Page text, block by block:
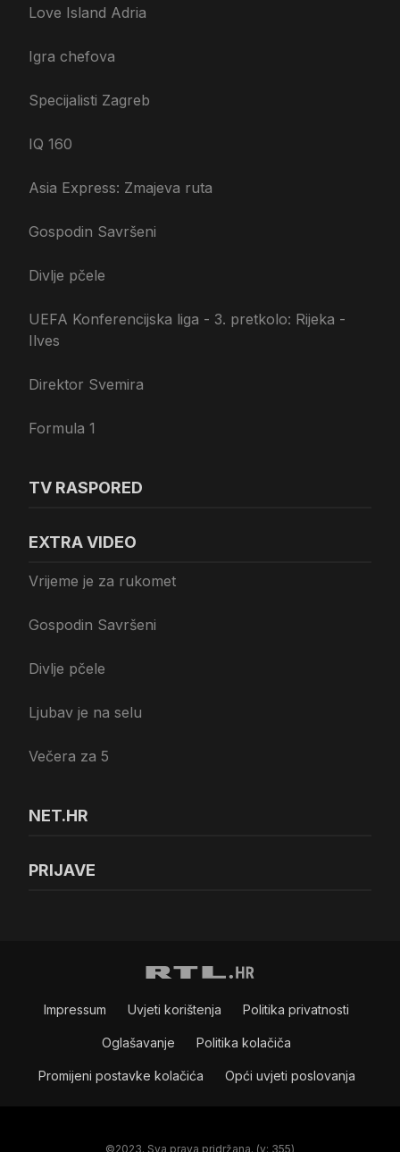
Love Island Adria
Igra chefova
Specijalisti Zagreb
IQ 160
Asia Express: Zmajeva ruta
Gospodin Savršeni
Divlje pčele
UEFA Konferencijska liga - 3. pretkolo: Rijeka -
Ilves
Direktor Svemira
Formula 1
TV RASPORED
EXTRA VIDEO
Vrijeme je za rukomet
Gospodin Savršeni
Divlje pčele
Ljubav je na selu
Večera za 5
NET.HR
PRIJAVE
Impressum Uvjeti korištenja Politika privatnosti
Oglašavanje Politika kolačiča
Promijeni postavke kolačića Opći uvjeti poslovanja
©2023. Sva prava pridržana. (v: 355)